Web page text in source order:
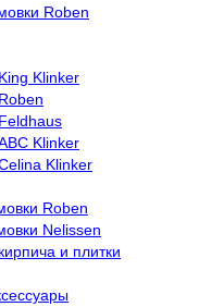
Roben
Klinker
Klinker
Klinker
Roben
Nelissen
и плитки